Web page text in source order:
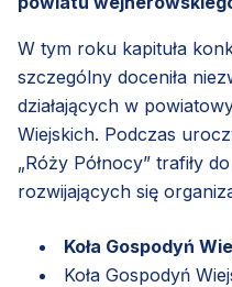
W tym roku kapituła
szczególny doceniła
działających w
Wiejskich. Podczas
„Róży Północy” trafiły
rozwijających się
Koła Gospodyń
Koła Gospodyń